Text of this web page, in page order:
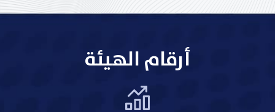
أرقام الهيئة